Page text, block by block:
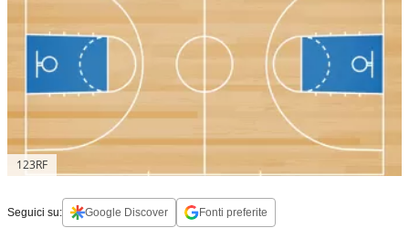
123RF
Seguici su: Google Discover Fonti preferite